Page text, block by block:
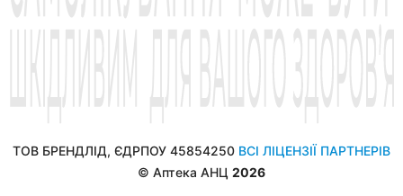
ТОВ БРЕНДЛІД, ЄДРПОУ 45854250 ВСІ ЛІЦЕНЗІЇ ПАРТНЕРІВ
© Аптека АНЦ 2026